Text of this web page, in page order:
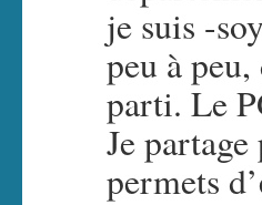
je suis -
peu à
parti. Le
Je
permets